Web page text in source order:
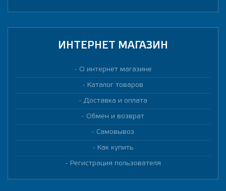
ИНТЕРНЕТ МАГАЗИН
О интернет магазине
Каталог товаров
Доставка и оплата
Обмен и возврат
Самовывоз
Как купить
Регистрация пользователя